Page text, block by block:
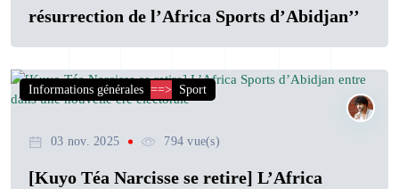
résurrection de l’Africa Sports d’Abidjan’’
Informations générales ==> Sport
03 nov. 2025 794 vue(s)
[Kuyo Téa Narcisse se retire] L’Africa